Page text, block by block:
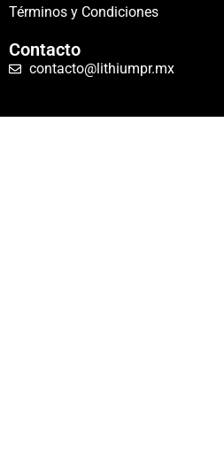
Términos y Condiciones
Contacto
contacto@lithiumpr.mx